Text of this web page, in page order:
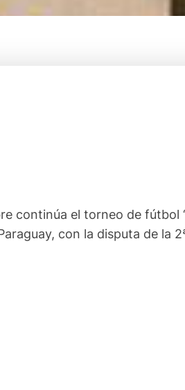
continúa el torneo de fútbol
con la disputa de la